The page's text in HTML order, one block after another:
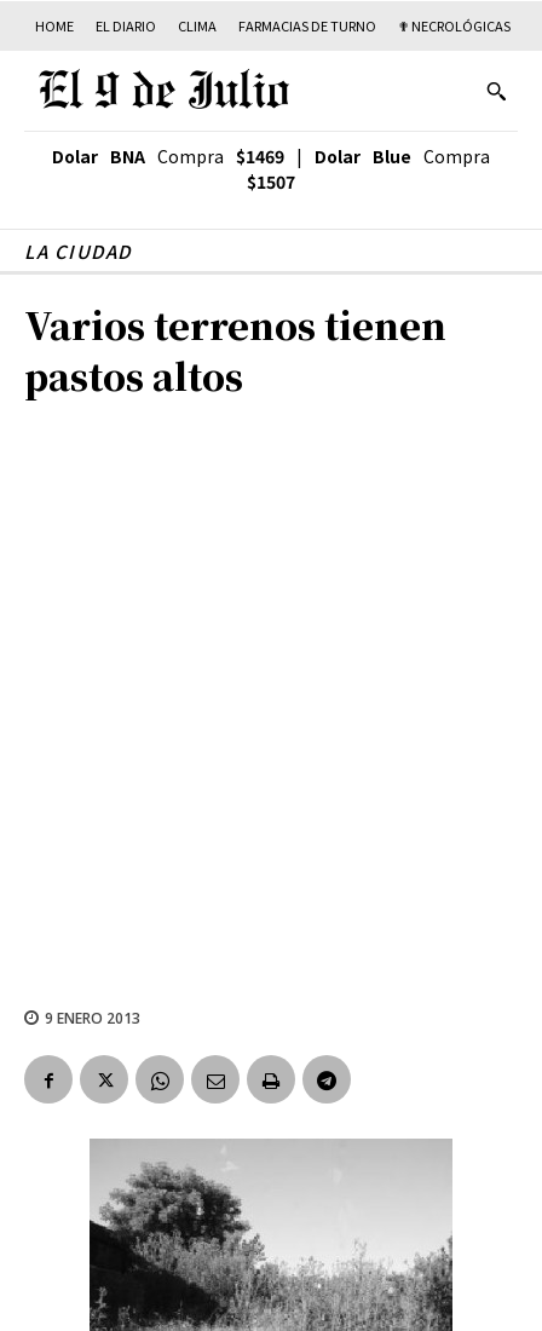
HOME EL DIARIO CLIMA FARMACIAS DE TURNO ✟ NECROLÓGICAS
Dolar BNA Compra $1469 | Dolar Blue Compra
$1507
LA CIUDAD
Varios terrenos tienen
pastos altos
9 ENERO 2013